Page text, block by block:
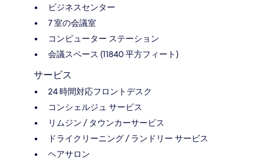
ビジネスセンター
7 室の会議室
コンピューター ステーション
会議スペース (11840 平方フィート)
サービス
24 時間対応フロントデスク
コンシェルジュ サービス
リムジン / タウンカーサービス
ドライクリーニング / ランドリー サービス
ヘアサロン